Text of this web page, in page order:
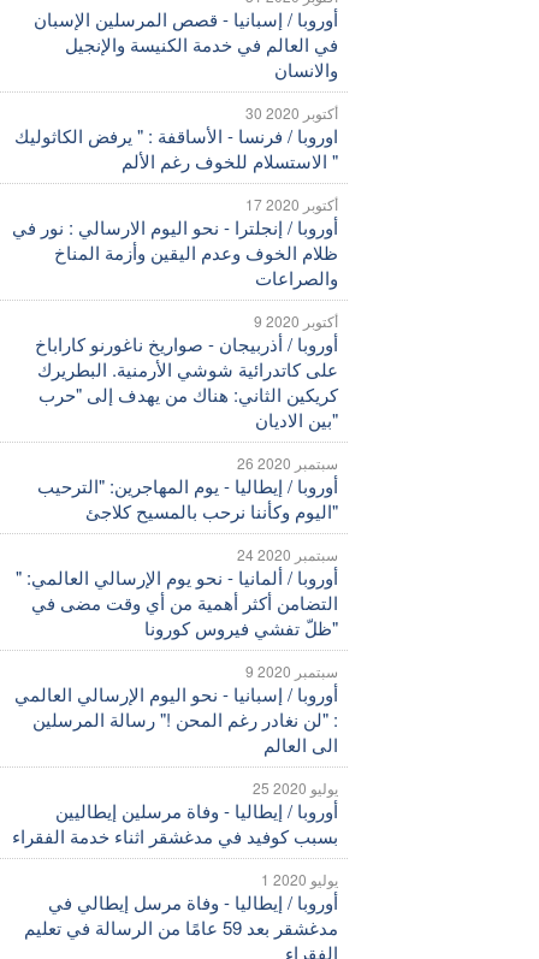
أوروبا / إسبانيا - قصص المرسلين الإسبان
في العالم في خدمة الكنيسة والإنجيل
والانسان
30 أكتوبر 2020
اوروبا / فرنسا - الأساقفة : " يرفض الكاثوليك
17 أكتوبر 2020
أوروبا / إنجلترا - نحو اليوم الارسالي : نور في
ظلام الخوف وعدم اليقين وأزمة المناخ
والصراعات
9 أكتوبر 2020
أوروبا / أذربيجان - صواريخ ناغورنو كاراباخ
على كاتدرائية شوشي الأرمنية. البطريرك
كريكين الثاني: هناك من يهدف إلى "حرب
26 سبتمبر 2020
أوروبا / إيطاليا - يوم المهاجرين: "الترحيب
24 سبتمبر 2020
أوروبا / ألمانيا - نحو يوم الإرسالي العالمي: "
التضامن أكثر أهمية من أي وقت مضى في
9 سبتمبر 2020
أوروبا / إسبانيا - نحو اليوم الإرسالي العالمي
: "لن نغادر رغم المحن !" رسالة المرسلين
الى العالم
25 يوليو 2020
أوروبا / إيطاليا - وفاة مرسلين إيطاليين
بسبب كوفيد في مدغشقر اثناء خدمة الفقراء
1 يوليو 2020
أوروبا / إيطاليا - وفاة مرسل إيطالي في
مدغشقر بعد 59 عامًا من الرسالة في تعليم
الفقراء